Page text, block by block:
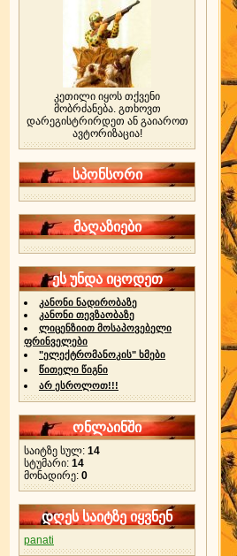
კეთილი იყოს თქვენი
მობრძანება. გთხოვთ
დარეგისტრირდეთ ან გაიაროთ
ავტორიზაცია!
სპონსორი
მაღაზიები
ეს უნდა იცოდეთ
კანონი ნადირობაზე
კანონი თევზაობაზე
ლიცენზიით მოსაპოვებელი
ფრინველები
"ელექტრომანოკის" ხმები
წითელი წიგნი
არ ესროლოთ!!!
ონლაინში
საიტზე სულ: 14
სტუმარი: 14
მონადირე: 0
დღეს საიტზე იყვნენ
panati